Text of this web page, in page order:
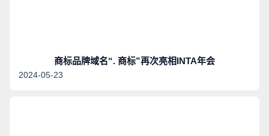
商标品牌域名“. 商标”再次亮相INTA年会
2024-05-23